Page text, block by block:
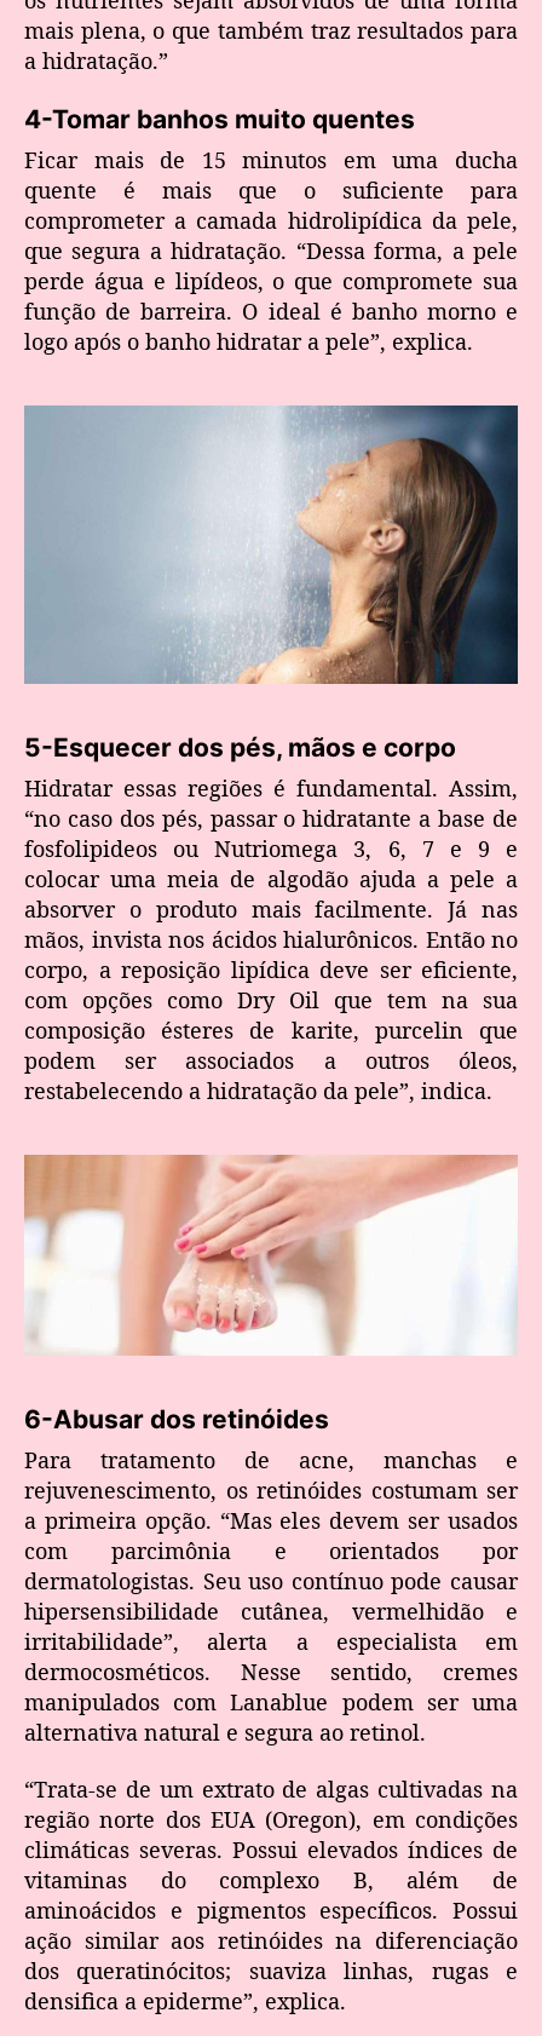
mais plena, o que também traz resultados para
a hidratação.”
4-Tomar banhos muito quentes
Ficar mais de 15 minutos em uma ducha
quente é mais que o suficiente para
comprometer a camada hidrolipídica da pele,
que segura a hidratação. “Dessa forma, a pele
perde água e lipídeos, o que compromete sua
função de barreira. O ideal é banho morno e
logo após o banho hidratar a pele”, explica.
5-Esquecer dos pés, mãos e corpo
Hidratar essas regiões é fundamental. Assim,
“no caso dos pés, passar o hidratante a base de
fosfolipideos ou Nutriomega 3, 6, 7 e 9 e
colocar uma meia de algodão ajuda a pele a
absorver o produto mais facilmente. Já nas
mãos, invista nos ácidos hialurônicos. Então no
corpo, a reposição lipídica deve ser eficiente,
com opções como Dry Oil que tem na sua
composição ésteres de karite, purcelin que
podem ser associados a outros óleos,
restabelecendo a hidratação da pele”, indica.
6-Abusar dos retinóides
Para tratamento de acne, manchas e
rejuvenescimento, os retinóides costumam ser
a primeira opção. “Mas eles devem ser usados
com parcimônia e orientados por
dermatologistas. Seu uso contínuo pode causar
hipersensibilidade cutânea, vermelhidão e
irritabilidade”, alerta a especialista em
dermocosméticos. Nesse sentido, cremes
manipulados com Lanablue podem ser uma
alternativa natural e segura ao retinol.
“Trata-se de um extrato de algas cultivadas na
região norte dos EUA (Oregon), em condições
climáticas severas. Possui elevados índices de
vitaminas do complexo B, além de
aminoácidos e pigmentos específicos. Possui
ação similar aos retinóides na diferenciação
dos queratinócitos; suaviza linhas, rugas e
densifica a epiderme”, explica.